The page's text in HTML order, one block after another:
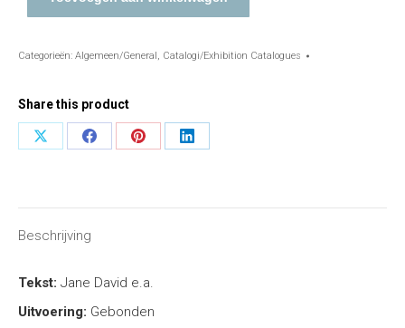
Categorieën: Algemeen/General, Catalogi/Exhibition Catalogues
Share this product
Share
Share
Share
Share
Beschrijving
Tekst: Jane David e.a.
Uitvoering: Gebonden